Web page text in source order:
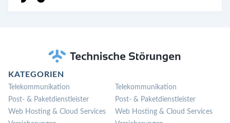
KATEGORIEN
Telekommunikation
Post- & Paketdienstleister
Web Hosting & Cloud Services
Telekommunikation
Post- & Paketdienstleister
Web Hosting & Cloud Services